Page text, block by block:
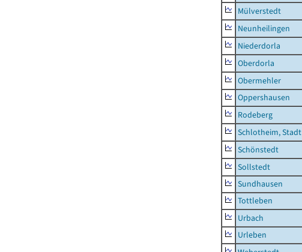
Mülverstedt
Neunheilingen
Niederdorla
Oberdorla
Obermehler
Oppershausen
Rodeberg
Schlotheim, Stadt
Schönstedt
Sollstedt
Sundhausen
Tottleben
Urbach
Urleben